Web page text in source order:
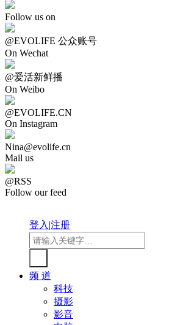
Follow us on
@EVOLIFE 公众账号
On Wechat
@爱活新鲜播
On Weibo
@EVOLIFE.CN
On Instagram
Nina@evolife.cn
Mail us
@RSS
Follow our feed
登入|注册
频 道
科技
摄影
影音